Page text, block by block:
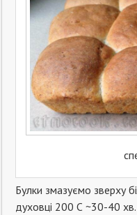
Булки змазуємо зверху
духовці 200 С ~30-40 хв.